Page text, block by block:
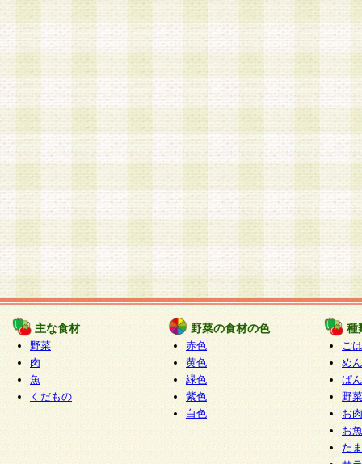
主な食材
野菜
肉
魚
くだもの
野菜の食材の色
赤色
黄色
緑色
紫色
白色
種
ご
めん
ぱん
野
お
お
た